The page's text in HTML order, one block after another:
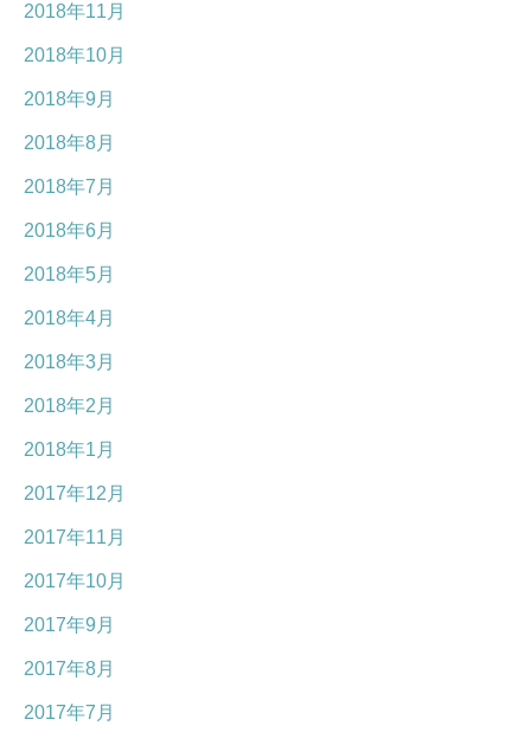
2018年11月
2018年10月
2018年9月
2018年8月
2018年7月
2018年6月
2018年5月
2018年4月
2018年3月
2018年2月
2018年1月
2017年12月
2017年11月
2017年10月
2017年9月
2017年8月
2017年7月